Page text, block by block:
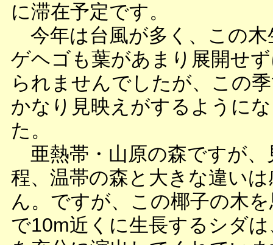
に滞在予定です。
今年は台風が多く、この木
ゲヘゴも葉があまり展開せ
られませんでしたが、この
かなり見映えがするように
た。
亜熱帯・山原の森ですが、
程、温帯の森と大きな違い
ん。ですが、この椰子の木
で10m近くに生長するシダ